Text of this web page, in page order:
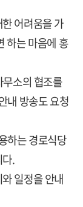
어려움을 가
하는 마음에 홍
소의 협조를
내 방송도 요청
하는 경로식당
.
일정을 안내